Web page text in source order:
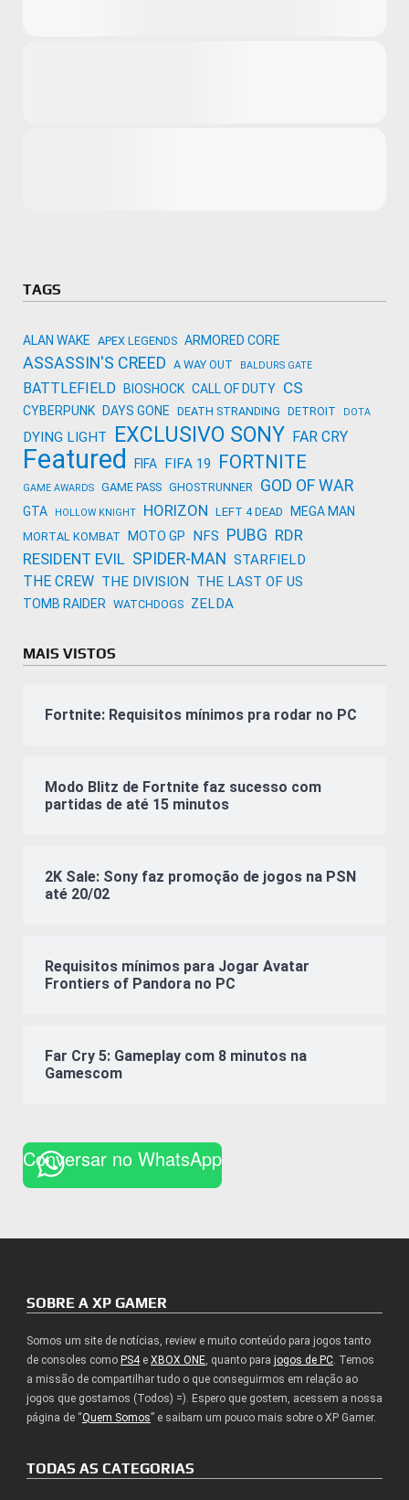
TAGS
ALAN WAKE APEX LEGENDS ARMORED CORE
ASSASSIN'S CREED A WAY OUT BALDURS GATE
BATTLEFIELD BIOSHOCK CALL OF DUTY CS
CYBERPUNK DAYS GONE DEATH STRANDING DETROIT DOTA
DYING LIGHT EXCLUSIVO SONY FAR CRY
Featured FIFA FIFA 19 FORTNITE
GAME AWARDS GAME PASS GHOSTRUNNER GOD OF WAR
GTA HOLLOW KNIGHT HORIZON LEFT 4 DEAD MEGA MAN
MORTAL KOMBAT MOTO GP NFS PUBG RDR
RESIDENT EVIL SPIDER-MAN STARFIELD
THE CREW THE DIVISION THE LAST OF US
TOMB RAIDER WATCHDOGS ZELDA
MAIS VISTOS
Fortnite: Requisitos mínimos pra rodar no PC
Modo Blitz de Fortnite faz sucesso com
partidas de até 15 minutos
2K Sale: Sony faz promoção de jogos na PSN
até 20/02
Requisitos mínimos para Jogar Avatar
Frontiers of Pandora no PC
Far Cry 5: Gameplay com 8 minutos na
Gamescom
Conversar no WhatsApp
SOBRE A XP GAMER
Somos um site de notícias, review e muito conteúdo para jogos tanto
de consoles como PS4e XBOX ONE, quanto para jogos de PC. Temos
a missão de compartilhar tudo o que conseguirmos em relação ao
jogos que gostamos (Todos) =). Espero que gostem, acessem a nossa
página de “Quem Somos” e saibam um pouco mais sobre o XP Gamer.
TODAS AS CATEGORIAS